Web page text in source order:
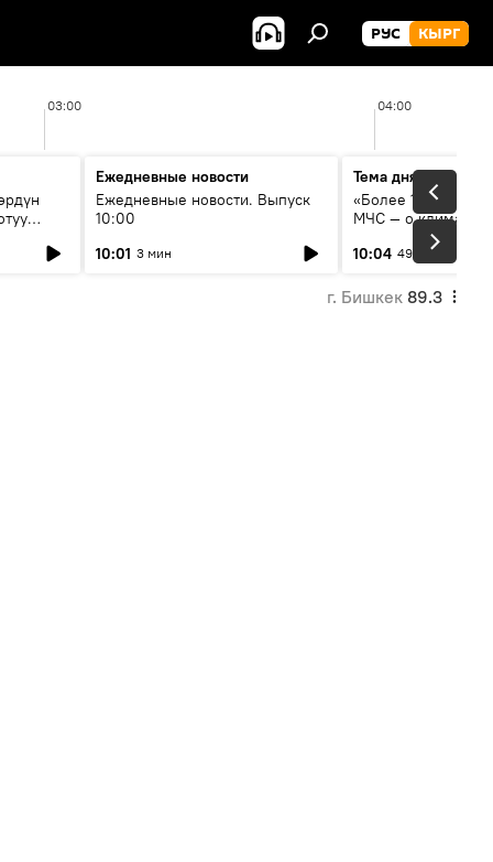
РУС КЫРГ
03:00 04:00
Ежедневные новости
Ежедневные новости. Выпуск
10:00
10:01 3 мин
Тема дня
«Более 1200 сёл в
МЧС — о климате,
системе
населения
10:04 49 мин
г. Бишкек 89.3